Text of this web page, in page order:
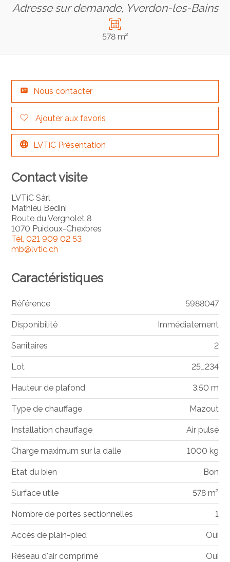
Adresse sur demande, Yverdon-les-Bains
578 m²
Nous contacter
Ajouter aux favoris
LVTiC Présentation
Contact visite
LVTiC Sàrl
Mathieu Bedini
Route du Vergnolet 8
1070 Puidoux-Chexbres
Tél.021 909 02 53
mb@lvtic.ch
Caractéristiques
Référence 5988047
Disponibilité Immédiatement
Sanitaires 2
Lot 25_234
Hauteur de plafond 3.50 m
Type de chauffage Mazout
Installation chauffage Air pulsé
Charge maximum sur la dalle 1000 kg
Etat du bien Bon
Surface utile 578 m²
Nombre de portes sectionnelles 1
Accès de plain-pied Oui
Réseau d'air comprimé Oui